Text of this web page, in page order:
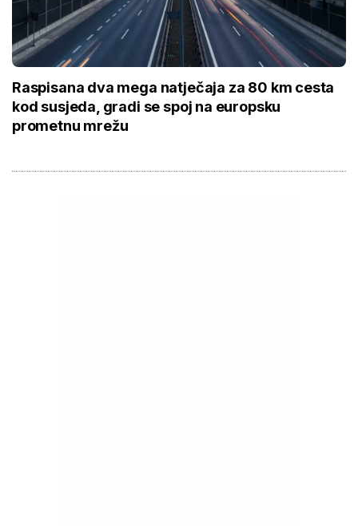
Raspisana dva mega natječaja za 80 km cesta
kod susjeda, gradi se spoj na europsku
prometnu mrežu